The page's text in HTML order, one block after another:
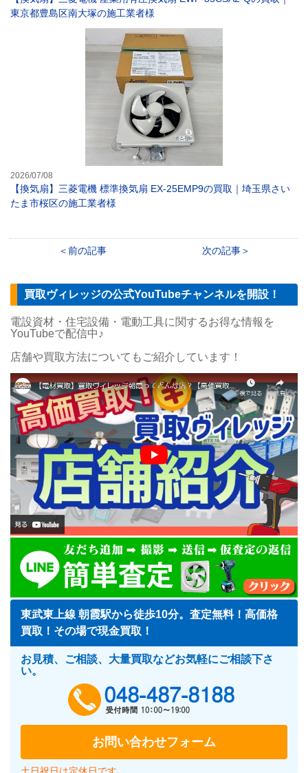
東京都豊島区南大塚の施工業者様
2026/07/08
【換気扇】三菱電機 標準換気扇 EX-25EMP9の買取｜埼玉県さい
たま市桜区の施工業者様
前の記事 次の記事
買取ヴィレッジの公式YouTubeチャンネルを開設！
電設資材・住宅設備・電動工具に関するお得な情報を
YouTubeで配信中♪
店舗や買取方法についてもご紹介しています！
東武東上線 朝霞駅から徒歩10分。査定無料！高価格
買取！その場で現金買取！
お見積、ご相談、大量買取などお気軽にご相談下さ
い。
お問い合わせフォーム
土日祝日は定休日です。